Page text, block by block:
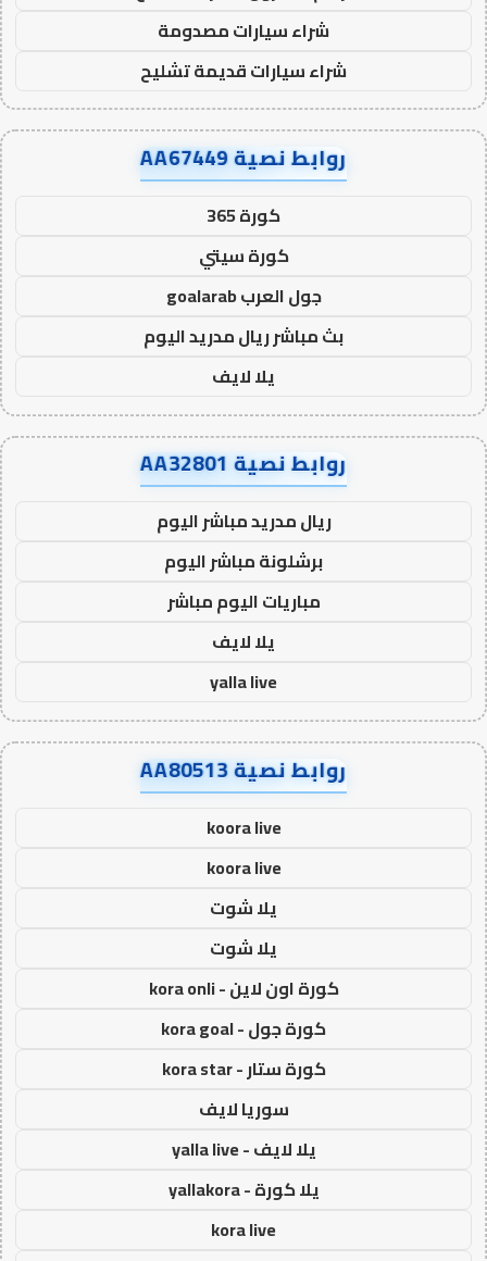
شراء سيارات مصدومة
شراء سيارات قديمة تشليح
روابط نصية AA67449
كورة 365
كورة سيتي
جول العرب goalarab
بث مباشر ريال مدريد اليوم
يلا لايف
روابط نصية AA32801
ريال مدريد مباشر اليوم
برشلونة مباشر اليوم
مباريات اليوم مباشر
يلا لايف
yalla live
روابط نصية AA80513
koora live
koora live
يلا شوت
يلا شوت
كورة اون لاين - kora onli
كورة جول - kora goal
كورة ستار - kora star
سوريا لايف
يلا لايف - yalla live
يلا كورة - yallakora
kora live